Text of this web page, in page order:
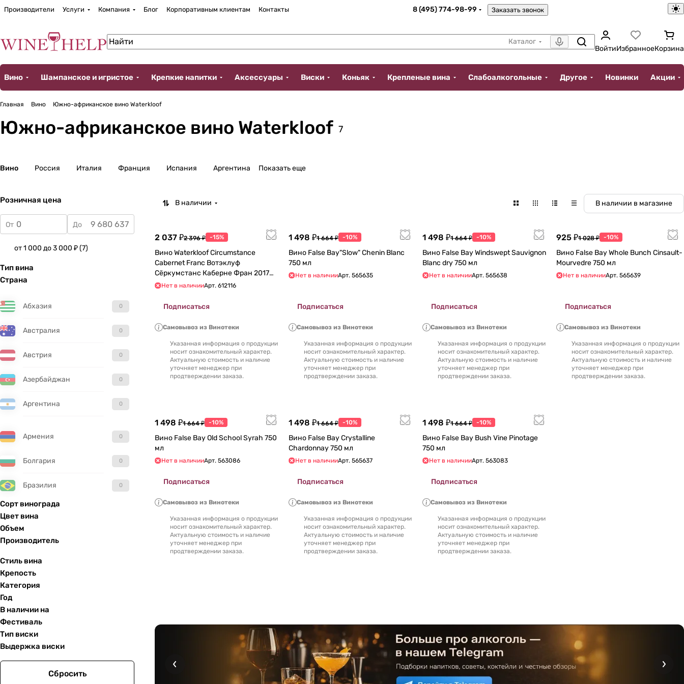
Производители Услуги Компания Блог Корпоративным клиентам Контакты 8 (495) 774-98-99 Заказать звонок
Каталог
ВойтиИзбранноеКорзина
Вино Шампанское и игристое Крепкие напитки Аксессуары Виски Коньяк Крепленые вина Слабоалкогольные Другое Новинки Акции
Главная Вино Южно-африканское вино Waterkloof
Южно-африканское вино Waterkloof 7
Вино Россия Италия Франция Испания Аргентина Показать еще
Розничная цена
От До
от 1 000 до 3 000 ₽(7)
Тип вина
Страна
Абхазия 0
Австралия 0
Австрия 0
Азербайджан 0
Аргентина 0
Армения 0
Болгария 0
Бразилия 0
Великобритания
Гватемала
Германия
Греция
Грузия
Сорт винограда
Цвет вина
Объем
Производитель
Стиль вина
Крепость
Категория
Год
В наличии на
Фестиваль
Тип виски
Выдержка виски
Сбросить
В наличии В наличии в магазине
2 037 ₽2 396 ₽ -15%
Вино Waterkloof Circumstance
Cabernet Franc Вотэклуф
Сёркумстанс Каберне Фран 2017
750 мл 14,5%
Нет в наличииАрт. 612116
Подписаться
Самовывоз из Винотеки
Указанная информация о продукции
носит ознакомительный характер.
Актуальную стоимость и наличие
уточняет менеджер при
продтверждении заказа.
1 498 ₽1 664 ₽ -10%
Вино False Bay"Slow" Chenin Blanc
750 мл
Нет в наличииАрт. 565635
Подписаться
Самовывоз из Винотеки
Указанная информация о продукции
носит ознакомительный характер.
Актуальную стоимость и наличие
уточняет менеджер при
продтверждении заказа.
1 498 ₽1 664 ₽ -10%
Вино False Bay Windswept Sauvignon
Blanc dry 750 мл
Нет в наличииАрт. 565638
Подписаться
Самовывоз из Винотеки
Указанная информация о продукции
носит ознакомительный характер.
Актуальную стоимость и наличие
уточняет менеджер при
продтверждении заказа.
925 ₽1 028 ₽ -10%
Вино False Bay Whole Bunch Cinsault-
Mourvedre 750 мл
Нет в наличииАрт. 565639
Подписаться
Самовывоз из Винотеки
Указанная информация о продукции
носит ознакомительный характер.
Актуальную стоимость и наличие
уточняет менеджер при
продтверждении заказа.
1 498 ₽1 664 ₽ -10%
Вино False Bay Old School Syrah 750
мл
Нет в наличииАрт. 563086
Подписаться
Самовывоз из Винотеки
Указанная информация о продукции
носит ознакомительный характер.
Актуальную стоимость и наличие
уточняет менеджер при
продтверждении заказа.
1 498 ₽1 664 ₽ -10%
Вино False Bay Crystalline
Chardonnay 750 мл
Нет в наличииАрт. 565637
Подписаться
Самовывоз из Винотеки
Указанная информация о продукции
носит ознакомительный характер.
Актуальную стоимость и наличие
уточняет менеджер при
продтверждении заказа.
1 498 ₽1 664 ₽ -10%
Вино False Bay Bush Vine Pinotage
750 мл
Нет в наличииАрт. 563083
Подписаться
Самовывоз из Винотеки
Указанная информация о продукции
носит ознакомительный характер.
Актуальную стоимость и наличие
уточняет менеджер при
продтверждении заказа.